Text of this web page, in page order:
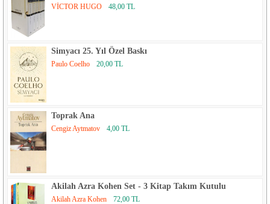
VİCTOR HUGO 48,00 TL
Simyacı 25. Yıl Özel Baskı
Paulo Coelho 20,00 TL
Toprak Ana
Cengiz Aytmatov 4,00 TL
Akilah Azra Kohen Set - 3 Kitap Takım Kutulu
Akilah Azra Kohen 72,00 TL